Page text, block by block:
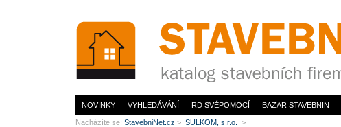
NOVINKY VYHLEDÁVÁNÍ RD SVÉPOMOCÍ BAZAR STAVEBNIN
Nacházíte se: StavebniNet.cz > SULKOM, s.r.o. >